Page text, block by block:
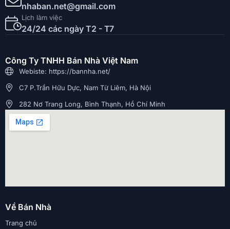
nhaban.net@gmail.com
Lịch làm việc
24/24 các ngày T2 - T7
Công Ty TNHH Bán Nhà Việt Nam
Webiste: https://bannha.net/
C7 P.Trần Hữu Dực, Nam Từ Liêm, Hà Nội
282 Nơ Trang Long, Bình Thạnh, Hồ Chí Minh
Về Bán Nhà
Trang chủ